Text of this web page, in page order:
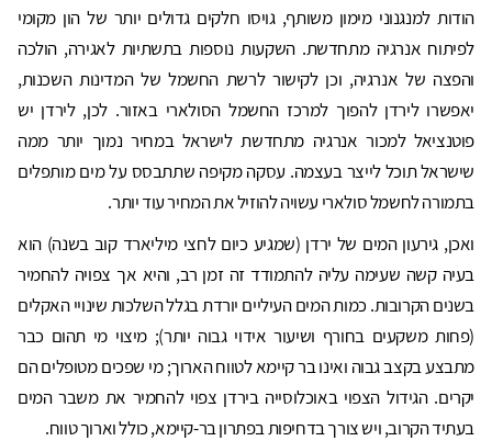
הודות למנגנוני מימון משותף, גויסו חלקים גדולים יותר של הון מקומי
לפיתוח אנרגיה מתחדשת. השקעות נוספות בתשתיות לאגירה, הולכה
והפצה של אנרגיה, וכן לקישור לרשת החשמל של המדינות השכנות,
יאפשרו לירדן להפוך למרכז החשמל הסולארי באזור. לכן, לירדן יש
פוטנציאל למכור אנרגיה מתחדשת לישראל במחיר נמוך יותר ממה
שישראל תוכל לייצר בעצמה. עסקה מקיפה שתתבסס על מים מותפלים
בתמורה לחשמל סולארי עשויה להוזיל את המחיר עוד יותר.
ואכן, גירעון המים של ירדן (שמגיע כיום לחצי מיליארד קוב בשנה) הוא
בעיה קשה שעימה עליה להתמודד זה זמן רב, והיא אך צפויה להחמיר
בשנים הקרובות. כמות המים העיליים יורדת בגלל השלכות שינויי האקלים
(פחות משקעים בחורף ושיעור אידוי גבוה יותר); מיצוי מי תהום כבר
מתבצע בקצב גבוה ואינו בר קיימא לטווח הארוך; מי שפכים מטופלים הם
יקרים. הגידול הצפוי באוכלוסייה בירדן צפוי להחמיר את משבר המים
בעתיד הקרוב, ויש צורך בדחיפות בפתרון בר-קיימא, כולל וארוך טווח.